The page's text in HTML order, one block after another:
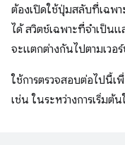
ต้องเปิดใช้ปุ่มสลับที่เฉพ
ได้ สวิตช์เฉพาะที่จำเป็น
จะแตกต่างกันไปตามเว
ใช้การตรวจสอบต่อไปนี้เ
เช่น ในระหว่างการเริ่มต้